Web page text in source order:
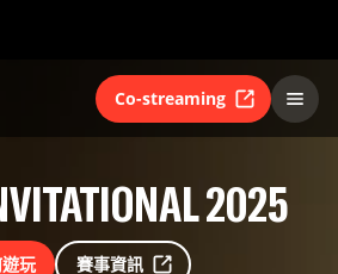
Co-streaming
2025
玩 賽事資訊